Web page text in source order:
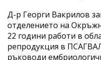
Д-р Георги Вакрилов
отделението на
22 години работи в
репродукция в
ръководи